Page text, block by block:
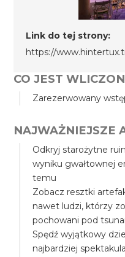
Link do tej strony:
https://
CO JEST
Zarezerwowany
NAJWAŻNIEJSZE
Odkryj starożytne
wyniku gwałtownej
temu
Zobacz resztki
nawet ludzi, którzy
pochowani pod
Spędź wyjątkowy
najbardziej